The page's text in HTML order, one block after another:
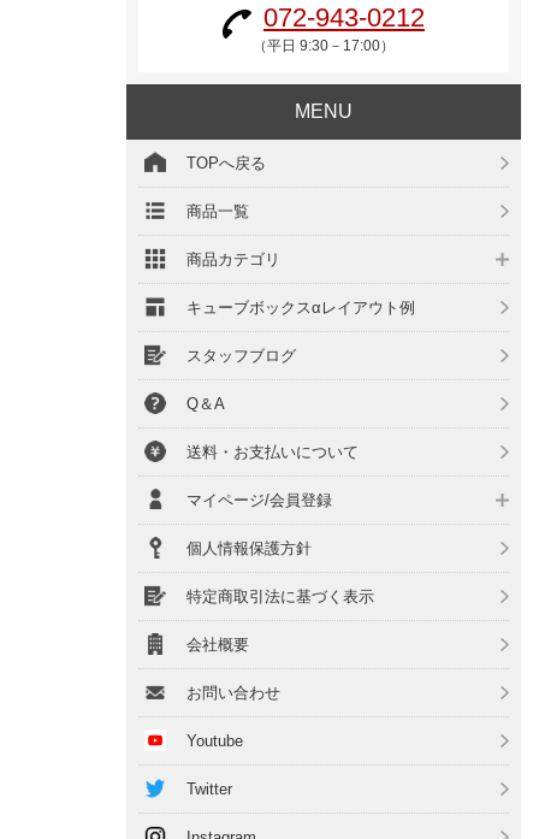
072-943-0212
（平日 9:30－17:00）
MENU
TOPへ戻る
商品一覧
商品カテゴリ
キューブボックスαレイアウト例
スタッフブログ
Q＆A
送料・お支払いについて
マイページ/会員登録
個人情報保護方針
特定商取引法に基づく表示
会社概要
お問い合わせ
Youtube
Twitter